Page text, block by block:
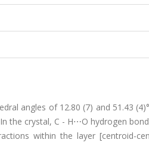
angles of 12.80 (7) and 51.43
the crystal, C - H⋯O hydrogen
within the layer [centroid-